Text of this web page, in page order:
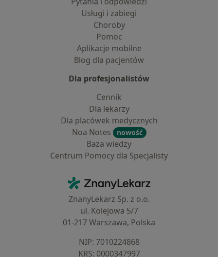
Usługi i zabiegi
Choroby
Pomoc
Aplikacje mobilne
Blog dla pacjentów
Dla profesjonalistów
Cennik
Dla lekarzy
Dla placówek medycznych
Noa Notes
nowość
Baza wiedzy
Centrum Pomocy dla Specjalisty
ZnanyLekarz - Strona główna
ZnanyLekarz Sp. z o.o.
ul. Kolejowa 5/7
01-217 Warszawa, Polska
NIP: ⁠7010224868
KRS: ⁠0000347997